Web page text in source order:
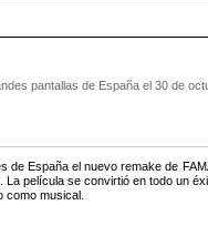
pantallas de España el 30 de
de España el nuevo remake de
La película se convirtió en todo un
como musical.